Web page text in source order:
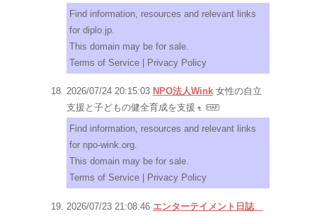
Find information, resources and relevant links
for diplo.jp.
This domain may be for sale.
Terms of Service | Privacy Policy
2026/07/24 20:15:03 NPO法人Wink 女性の自立
支援と子どもの健全育成を支援
Find information, resources and relevant links
for npo-wink.org.
This domain may be for sale.
Terms of Service | Privacy Policy
2026/07/23 21:08:46 エンターテイメント日誌